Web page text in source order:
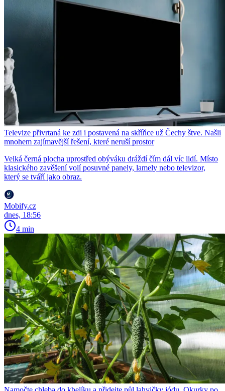
Televize přivrtaná ke zdi i postavená na skříňce už Čechy štve. Našli
mnohem zajímavější řešení, které neruší prostor
Velká černá plocha uprostřed obýváku dráždí čím dál víc lidí. Místo
klasického zavěšení volí posuvné panely, lamely nebo televizor,
který se tváří jako obraz.
Mobify.cz
dnes, 18:56
4 min